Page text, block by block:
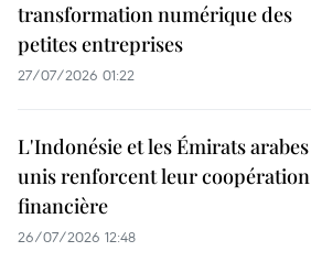
transformation numérique des
petites entreprises
27/07/2026 01:22
L'Indonésie et les Émirats arabes
unis renforcent leur coopération
financière
26/07/2026 12:48